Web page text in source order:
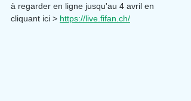
à regarder en ligne jusqu'au 4 avril en
cliquant ici > https://live.fifan.ch/